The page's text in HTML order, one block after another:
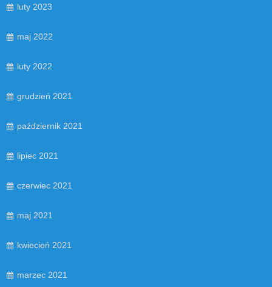
luty 2023
maj 2022
luty 2022
grudzień 2021
październik 2021
lipiec 2021
czerwiec 2021
maj 2021
kwiecień 2021
marzec 2021